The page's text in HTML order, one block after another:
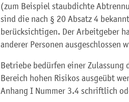
(zum Beispiel staubdichte
sind die nach § 20 Absatz 4
berücksichtigen. Der Arbeitgeber
anderer Personen ausgeschlossen
Betriebe bedürfen einer
Bereich hohen Risikos ausgeübt
Anhang I Nummer 3.4 schriftlich